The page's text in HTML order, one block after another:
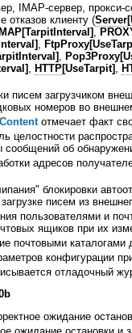
IMAP-сервер, прокси-
отказов клиенту (Server
HTTP[UseTarpit]
писем загрузчиком
номеров во
отмечает факт
целостности
об
адресов
блокировки
писем из
пользователями и
ящиков при их
почтовыми
конфигурации
отладочный
ожидание